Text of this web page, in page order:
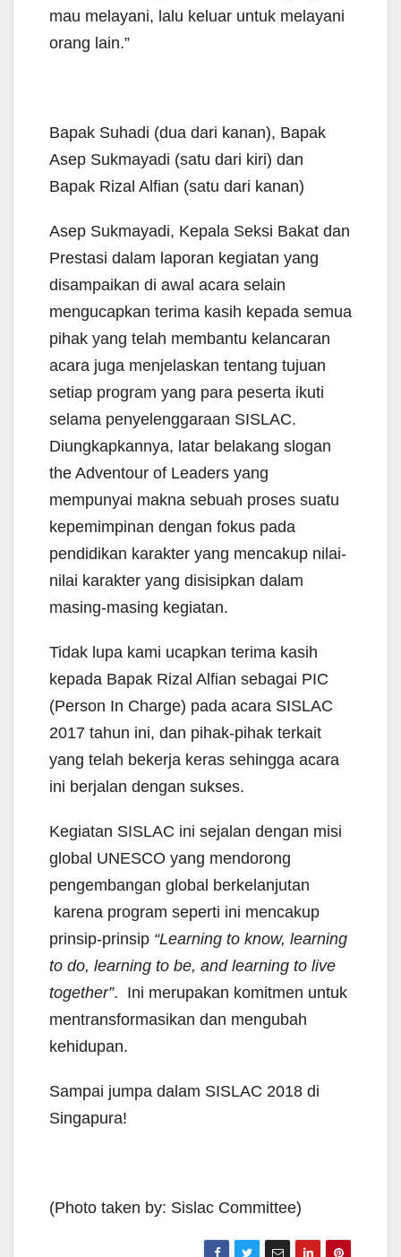
mau melayani, lalu keluar untuk melayani
orang lain.”
Bapak Suhadi (dua dari kanan), Bapak
Asep Sukmayadi (satu dari kiri) dan
Bapak Rizal Alfian (satu dari kanan)
Asep Sukmayadi, Kepala Seksi Bakat dan
Prestasi dalam laporan kegiatan yang
disampaikan di awal acara selain
mengucapkan terima kasih kepada semua
pihak yang telah membantu kelancaran
acara juga menjelaskan tentang tujuan
setiap program yang para peserta ikuti
selama penyelenggaraan SISLAC.
Diungkapkannya, latar belakang slogan
the Adventour of Leaders yang
mempunyai makna sebuah proses suatu
kepemimpinan dengan fokus pada
pendidikan karakter yang mencakup nilai-
nilai karakter yang disisipkan dalam
masing-masing kegiatan.
Tidak lupa kami ucapkan terima kasih
kepada Bapak Rizal Alfian sebagai PIC
(Person In Charge) pada acara SISLAC
2017 tahun ini, dan pihak-pihak terkait
yang telah bekerja keras sehingga acara
ini berjalan dengan sukses.
Kegiatan SISLAC ini sejalan dengan misi
global UNESCO yang mendorong
pengembangan global berkelanjutan
karena program seperti ini mencakup
prinsip-prinsip “Learning to know, learning
to do, learning to be, and learning to live
together”. Ini merupakan komitmen untuk
mentransformasikan dan mengubah
kehidupan.
Sampai jumpa dalam SISLAC 2018 di
Singapura!
(Photo taken by: Sislac Committee)